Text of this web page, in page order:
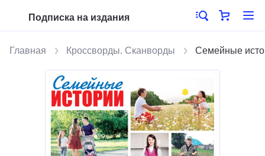
Подписка на издания
Главная Кроссворды. Сканворды Семейные